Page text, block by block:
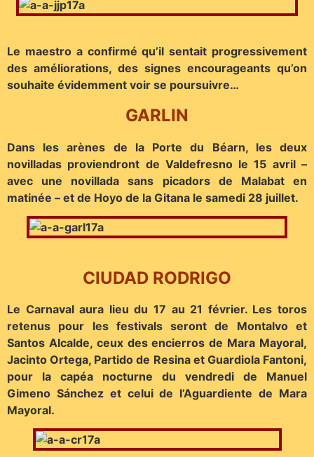
Le maestro a confirmé qu’il sentait progressivement
des améliorations, des signes encourageants qu’on
souhaite évidemment voir se poursuivre…
GARLIN
Dans les arènes de la Porte du Béarn, les deux
novilladas proviendront de Valdefresno le 15 avril –
avec une novillada sans picadors de Malabat en
matinée – et de Hoyo de la Gitana le samedi 28 juillet.
CIUDAD RODRIGO
Le Carnaval aura lieu du 17 au 21 février. Les toros
retenus pour les festivals seront de Montalvo et
Santos Alcalde, ceux des encierros de Mara Mayoral,
Jacinto Ortega, Partido de Resina et Guardiola Fantoni,
pour la capéa nocturne du vendredi de Manuel
Gimeno Sánchez et celui de l’Aguardiente de Mara
Mayoral.